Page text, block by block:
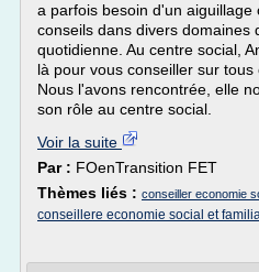
a parfois besoin d'un aiguillage
conseils dans divers domaines
quotidienne. Au centre social,
là pour vous conseiller sur tous
Nous l'avons rencontrée, elle
son rôle au centre social.
Voir la suite
Par : FOenTransition FET
Thèmes liés : conseiller economie
conseillere economie social et